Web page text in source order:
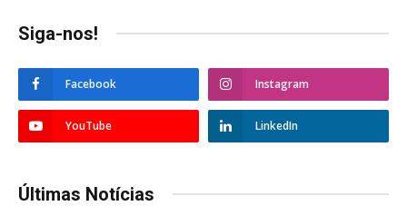
Siga-nos!
Facebook Instagram
YouTube LinkedIn
Últimas Notícias